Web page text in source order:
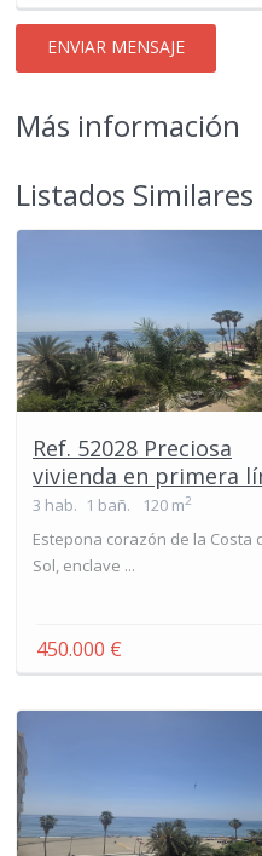
Más información
Listados Similares
Ref. 52028 Preciosa
vivienda en primera
3 hab. 1 bañ. 120 m2
Estepona corazón de la Costa
Sol, enclave ...
450.000 €